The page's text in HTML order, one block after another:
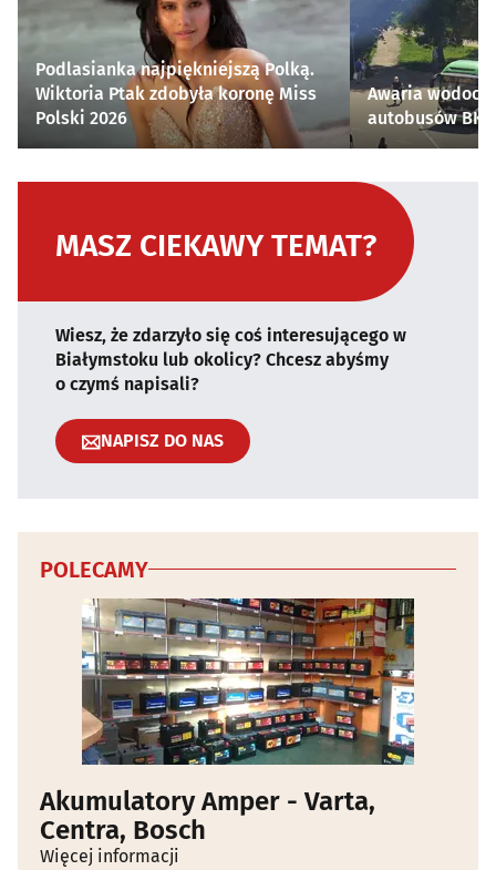
Podlasianka najpiękniejszą Polką.
Wiktoria Ptak zdobyła koronę Miss
Polski 2026
Awaria
autobusów
MASZ CIEKAWY TEMAT?
Wiesz, że zdarzyło się coś interesującego w
Białymstoku lub okolicy? Chcesz abyśmy
o czymś napisali?
NAPISZ DO NAS
POLECAMY
Akumulatory Amper - Varta,
Centra, Bosch
Więcej informacji